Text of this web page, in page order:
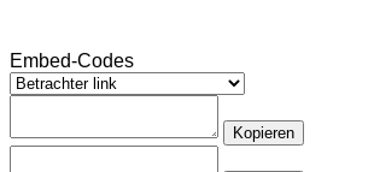
Embed-Codes
Kopieren